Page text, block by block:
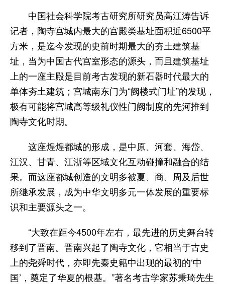
中国社会科学院考古研究所研究员高江涛告诉
记者，陶寺宫城内最大的宫殿类基址面积近6500平
方米，是迄今发现的史前时期最大的夯土建筑基
址，当为中国古代宫室形态的源头，而且建筑基址
上的一座主殿是目前考古发现的新石器时代最大的
单体夯土建筑；宫城南东门为“阙楼式门址”的发现，
极有可能将宫城高等级礼仪性门阙制度的先河推到
陶寺文化时期。
这座煌煌都城的形成，是中原、河套、海岱、
江汉、甘青、江浙等区域文化互动碰撞和融合的结
果。而这座都城创造的文明多被夏、商、周及后世
所继承发展，成为中华文明多元一体发展的重要标
识和主要源头之一。
“大致在距今4500年左右，最先进的历史舞台转
移到了晋南。晋南兴起了陶寺文化，它相当于古史
上的尧舜时代，亦即先秦史籍中出现的最初的‘中
国’，奠定了华夏的根基。”著名考古学家苏秉琦先生